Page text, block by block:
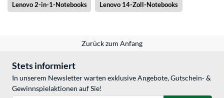
Lenovo 2-in-1-Notebooks Lenovo 14-Zoll-Notebooks
Zurück zum Anfang
Stets informiert
In unserem Newsletter warten exklusive Angebote, Gutschein- &
Gewinnspielaktionen auf Sie!